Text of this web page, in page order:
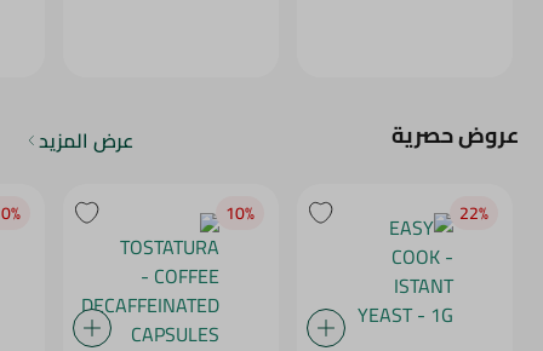
عروض حصرية عرض المزيد
22‎%‎
10‎%‎